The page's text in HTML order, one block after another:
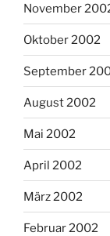
November
Oktober 2002
September
August 2002
Mai 2002
April 2002
März 2002
Februar 2002